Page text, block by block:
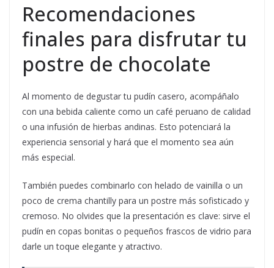
Recomendaciones
finales para disfrutar tu
postre de chocolate
Al momento de degustar tu pudín casero, acompáñalo
con una bebida caliente como un café peruano de calidad
o una infusión de hierbas andinas. Esto potenciará la
experiencia sensorial y hará que el momento sea aún
más especial.
También puedes combinarlo con helado de vainilla o un
poco de crema chantilly para un postre más sofisticado y
cremoso. No olvides que la presentación es clave: sirve el
pudín en copas bonitas o pequeños frascos de vidrio para
darle un toque elegante y atractivo.